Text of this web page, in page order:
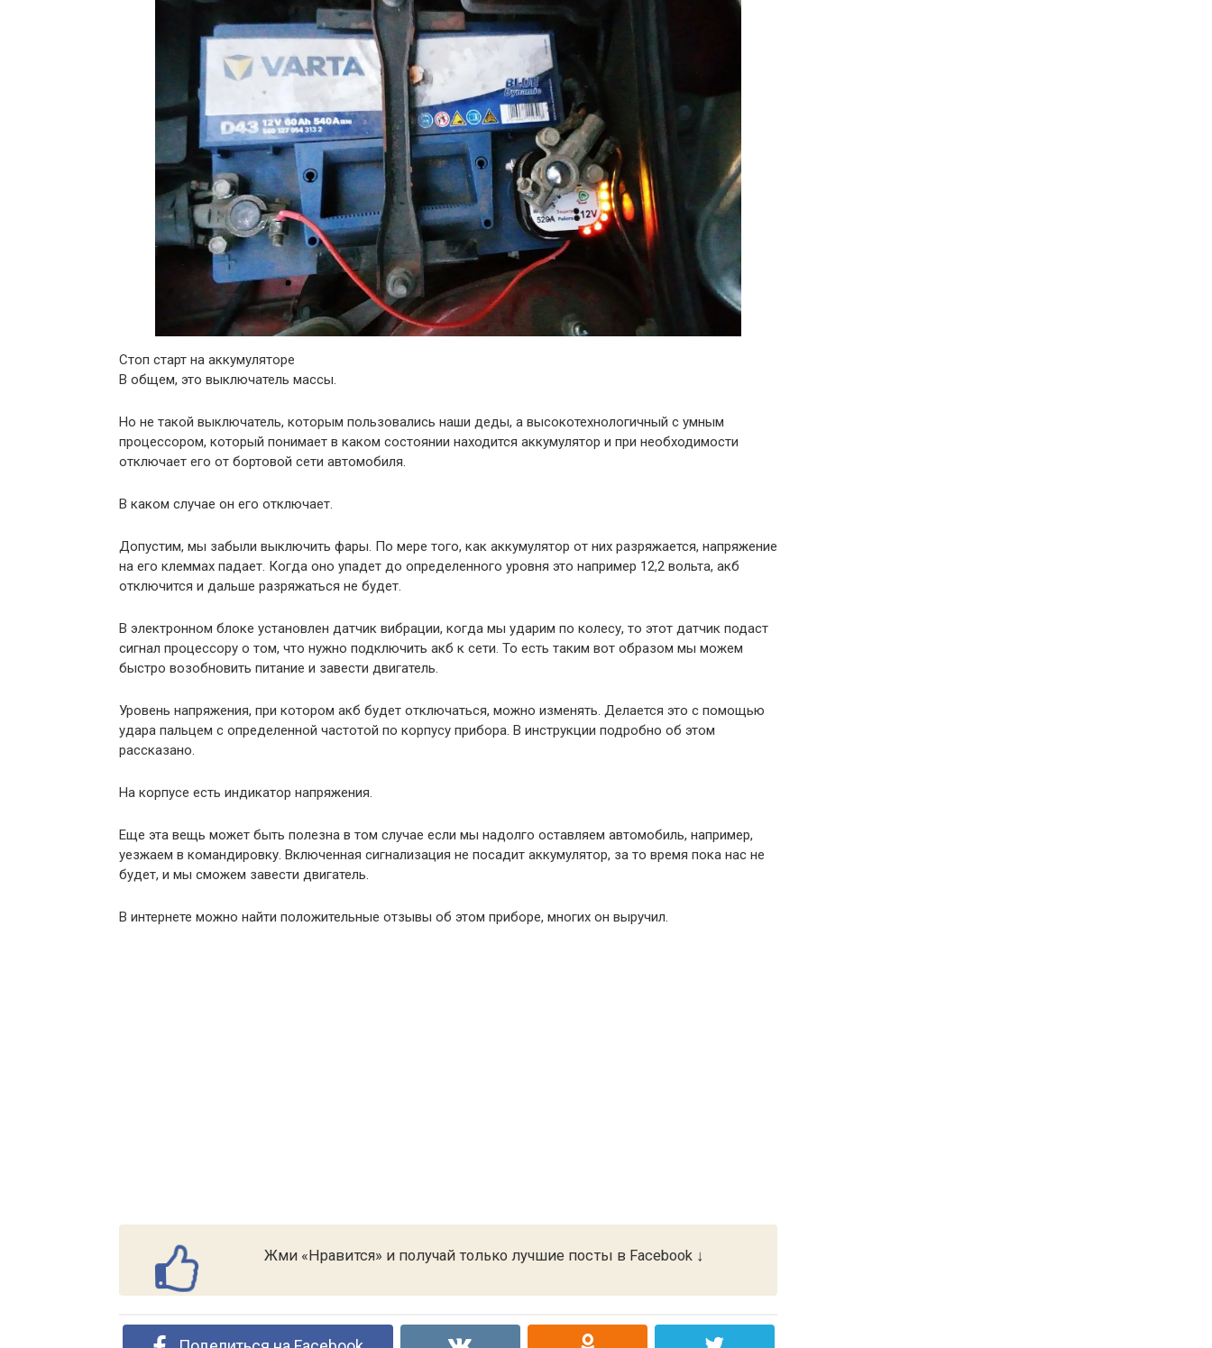
Стоп старт на аккумуляторе
В общем, это выключатель массы.
Но не такой выключатель, которым пользовались наши деды, а высокотехнологичный с умным
процессором, который понимает в каком состоянии находится аккумулятор и при необходимости
отключает его от бортовой сети автомобиля.
В каком случае он его отключает.
Допустим, мы забыли выключить фары. По мере того, как аккумулятор от них разряжается, напряжение
на его клеммах падает. Когда оно упадет до определенного уровня это например 12,2 вольта, акб
отключится и дальше разряжаться не будет.
В электронном блоке установлен датчик вибрации, когда мы ударим по колесу, то этот датчик подаст
сигнал процессору о том, что нужно подключить акб к сети. То есть таким вот образом мы можем
быстро возобновить питание и завести двигатель.
Уровень напряжения, при котором акб будет отключаться, можно изменять. Делается это с помощью
удара пальцем с определенной частотой по корпусу прибора. В инструкции подробно об этом
рассказано.
На корпусе есть индикатор напряжения.
Еще эта вещь может быть полезна в том случае если мы надолго оставляем автомобиль, например,
уезжаем в командировку. Включенная сигнализация не посадит аккумулятор, за то время пока нас не
будет, и мы сможем завести двигатель.
В интернете можно найти положительные отзывы об этом приборе, многих он выручил.
Жми «Нравится» и получай только лучшие посты в Facebook ↓